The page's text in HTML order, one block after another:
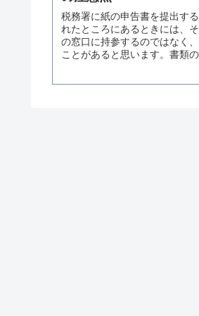
税務署に紙の申告書を提出す
れたところにあるときには、
の窓口に持参するのではなく
ことがあると思います。書類